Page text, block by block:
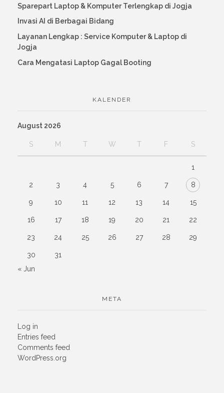
Sparepart Laptop & Komputer Terlengkap di Jogja
Invasi AI di Berbagai Bidang
Layanan Lengkap : Service Komputer & Laptop di
Jogja
Cara Mengatasi Laptop Gagal Booting
KALENDER
August 2026
S M T W T F S
1
2 3 4 5 6 7 8
9 10 11 12 13 14 15
16 17 18 19 20 21 22
23 24 25 26 27 28 29
30
31
« Jun
META
Log in
Entries feed
Comments feed
WordPress.org